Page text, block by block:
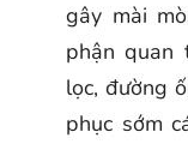
gây mài
phận quan
lọc, đường
phục sớm